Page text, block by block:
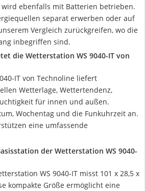
ebenfalls mit Batterien betrieben.
separat erwerben oder auf
Vergleich zurückgreifen, wo die
inbegriffen sind.
die Wetterstation WS 9040-IT von
IT von Technoline liefert
Wetterlage, Wettertendenz,
für innen und außen.
Wochentag und die Funkuhrzeit an.
eine umfassende
der Wetterstation WS 9040-
WS 9040-IT misst 101 x 28,5 x
kompakte Größe ermöglicht eine